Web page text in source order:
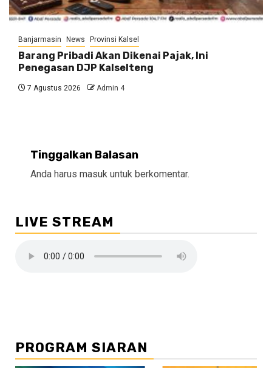
Banjarmasin News Provinsi Kalsel
Barang Pribadi Akan Dikenai Pajak, Ini
Penegasan DJP Kalselteng
7 Agustus 2026 Admin 4
Tinggalkan Balasan
Anda harus masuk untuk berkomentar.
LIVE STREAM
PROGRAM SIARAN